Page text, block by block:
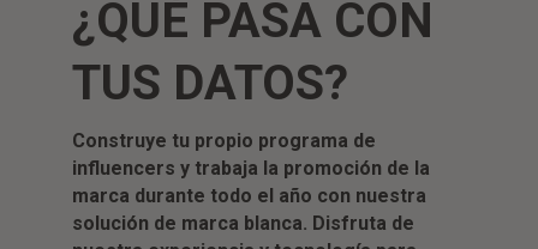
¿QUÉ PASA CON
TUS DATOS?
Construye tu propio programa de
influencers y trabaja la promoción de la
marca durante todo el año con nuestra
solución de marca blanca. Disfruta de